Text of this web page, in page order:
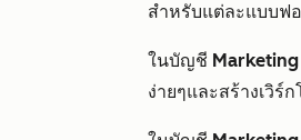
สำหรับแต่ละแบบฟ
ในบัญชี
ง่ายๆและสร้างเวิร์